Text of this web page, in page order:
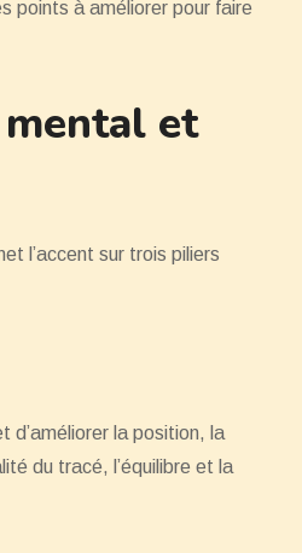
points à améliorer pour faire
et
l’accent sur trois piliers
d’améliorer la position, la
du tracé, l’équilibre et la